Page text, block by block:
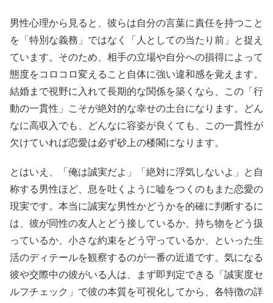
男性心理から見ると、彼らは自分の言葉に責任を持つこと
を「特別な義務」ではなく「人としての当たり前」と捉え
ています。そのため、相手の立場や自分への損得によって
態度をコロコロ変えること自体に強い違和感を覚えます。
結婚まで視野に入れて長期的な関係を築くなら、この「行
動の一貫性」こそが絶対的な幸せの土台になります。どん
なに高収入でも、どんなに容姿が良くても、この一貫性が
欠けていれば恋愛は必ず砂上の楼閣になります。
とはいえ、「俺は誠実だよ」「絶対に浮気しないよ」と自
称する男性ほど、息を吐くように嘘をつくのもまた恋愛の
現実です。本当に誠実な男性かどうかを的確に判断するに
は、彼が同性の友人とどう接しているか、持ち物をどう扱
っているか、小さな約束をどう守っているか、といった生
活のディテールを観察するのが一番の近道です。気になる
彼や交際中の彼がいる人は、まず即判定できる「誠実度セ
ルフチェック」で彼の本質を可視化してから、各特徴の詳